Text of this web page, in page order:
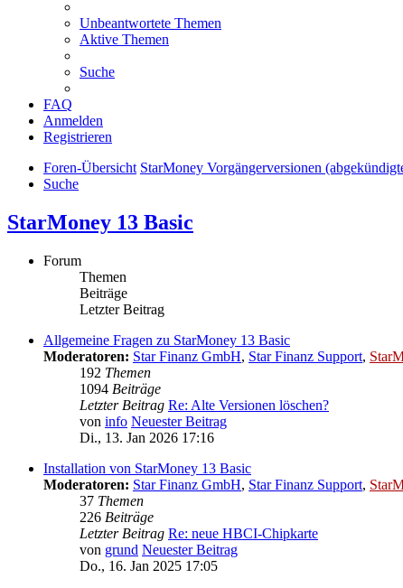
Unbeantwortete Themen
Aktive Themen
Suche
FAQ
Anmelden
Registrieren
Foren-Übersicht StarMoney Vorgängerversionen
Suche
StarMoney 13 Basic
Forum
Themen
Beiträge
Letzter Beitrag
Allgemeine Fragen zu StarMoney 13 Basic
Moderatoren: Star Finanz GmbH, Star Finanz Support,
192 Themen
1094 Beiträge
Letzter Beitrag Re: Alte Versionen löschen?
von info Neuester Beitrag
Di., 13. Jan 2026 17:16
Installation von StarMoney 13 Basic
Moderatoren: Star Finanz GmbH, Star Finanz Support,
37 Themen
226 Beiträge
Letzter Beitrag Re: neue HBCI-Chipkarte
von grund Neuester Beitrag
Do., 16. Jan 2025 17:05